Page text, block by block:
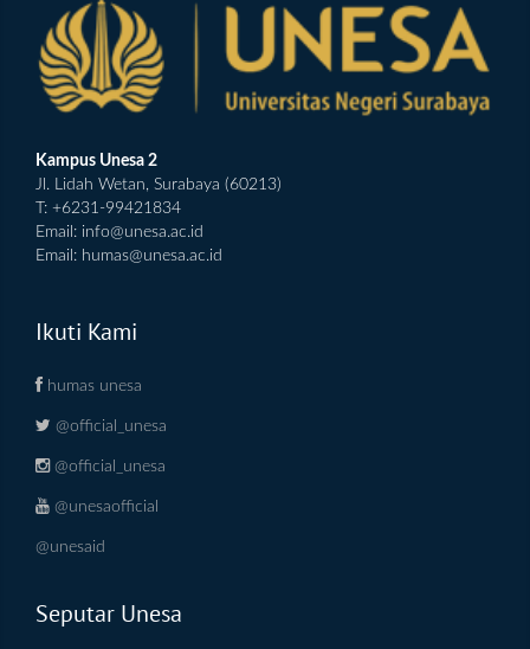
Kampus Unesa 2
Jl. Lidah Wetan, Surabaya (60213)
T: +6231-99421834
Email: info@unesa.ac.id
Email: humas@unesa.ac.id
Ikuti Kami
humas unesa
@official_unesa
@official_unesa
@unesaofficial
@unesaid
Seputar Unesa